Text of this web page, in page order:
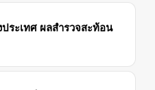
ระเทศ ผลสำรวจสะท้อน